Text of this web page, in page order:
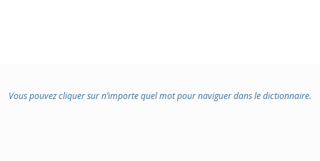
Vous pouvez cliquer sur n’importe quel mot pour naviguer dans le dictionnaire.